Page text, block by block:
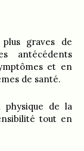
plus graves de
antécédents
et en
de santé.
physique de la
tout en